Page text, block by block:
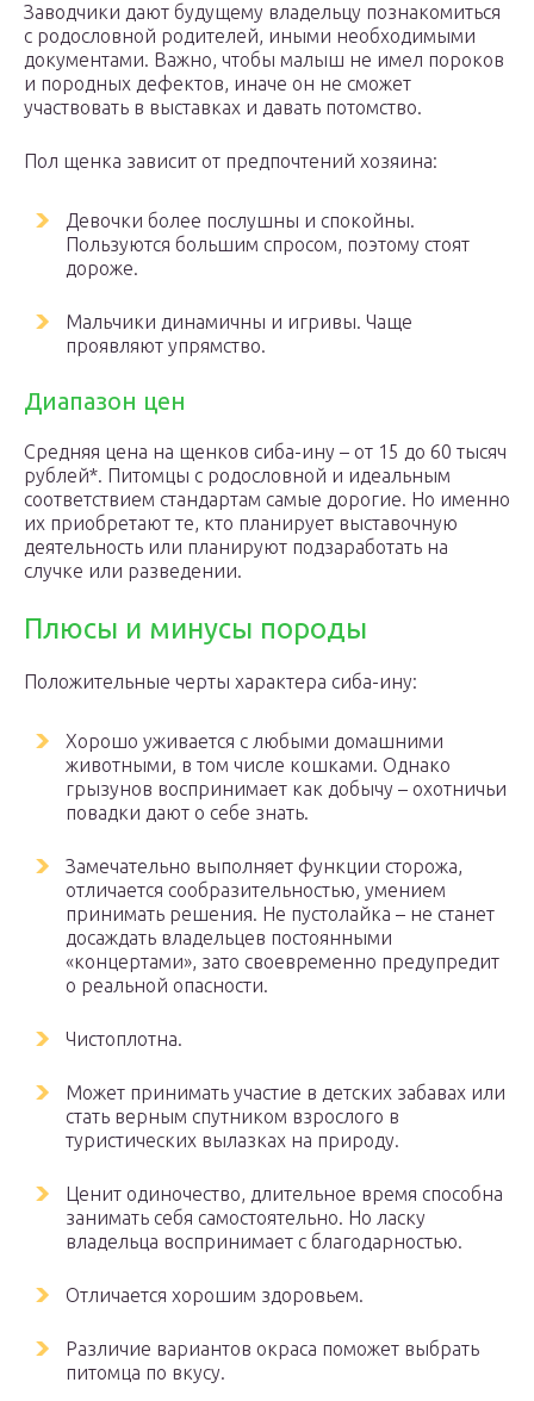
Заводчики дают будущему владельцу познакомиться
с родословной родителей, иными необходимыми
документами. Важно, чтобы малыш не имел пороков
и породных дефектов, иначе он не сможет
участвовать в выставках и давать потомство.
Пол щенка зависит от предпочтений хозяина:
Девочки более послушны и спокойны.
Пользуются большим спросом, поэтому стоят
дороже.
Мальчики динамичны и игривы. Чаще
проявляют упрямство.
Диапазон цен
Средняя цена на щенков сиба-ину – от 15 до 60 тысяч
рублей*. Питомцы с родословной и идеальным
соответствием стандартам самые дорогие. Но именно
их приобретают те, кто планирует выставочную
деятельность или планируют подзаработать на
случке или разведении.
Плюсы и минусы породы
Положительные черты характера сиба-ину:
Хорошо уживается с любыми домашними
животными, в том числе кошками. Однако
грызунов воспринимает как добычу – охотничьи
повадки дают о себе знать.
Замечательно выполняет функции сторожа,
отличается сообразительностью, умением
принимать решения. Не пустолайка – не станет
досаждать владельцев постоянными
«концертами», зато своевременно предупредит
о реальной опасности.
Чистоплотна.
Может принимать участие в детских забавах или
стать верным спутником взрослого в
туристических вылазках на природу.
Ценит одиночество, длительное время способна
занимать себя самостоятельно. Но ласку
владельца воспринимает с благодарностью.
Отличается хорошим здоровьем.
Различие вариантов окраса поможет выбрать
питомца по вкусу.